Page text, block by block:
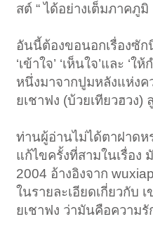
สต์ “ ได้อย่างเต็มภาคภูมิ
อันนี้ต้องขอนอกเรื่องซัก
‘เข้าใจ’ ‘เห็นใจ’และ ‘
หนึ่งมาจากปูมหลังแห่งค
ยเชาฟง (บ้วยเทียวฮวง)
ท่านผู้อ่านไม่ได้ตาฝาดห
แก้ไขครั้งที่สามในเรื่อง
2004 อ้างอิงจาก
ในรายละเอียดเกี่ยวกับ
ยเชาฟง ว่ามันคือความรั